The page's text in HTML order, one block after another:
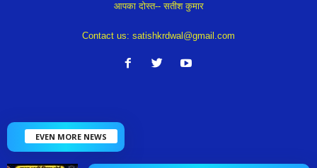
आपका दोस्त-- सतीश कुमार
Contact us: satishkrdwal@gmail.com
EVEN MORE NEWS